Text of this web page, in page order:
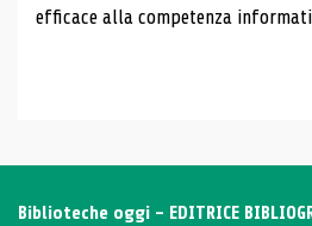
efficace alla competenza
Biblioteche oggi - EDITRICE